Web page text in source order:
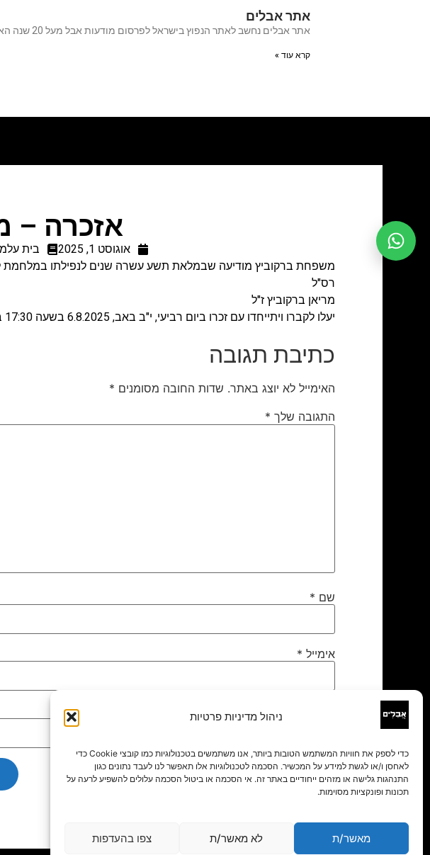
ניהול מדיניות פרטיות
כדי לספק את חוויות המשתמש הטובות ביותר, אנו משתמשים בטכנולוגיות כמו קובצי Cookie כדי
לאחסן ו/או לגשת למידע על המכשיר. הסכמה לטכנולוגיות אלו תאפשר לנו לעבד נתונים כגון
התנהגות גלישה או מזהים ייחודיים באתר זה. אי הסכמה או ביטול הסכמה עלולים להשפיע לרעה על
תכונות ופונקציות מסוימות.
מאשר/ת לא מאשר/ת צפו בהעדפות
אתר אבלים
אתר אבלים נחשב לאתר הנפוץ בישראל לפרסום מודעות אבל מעל 20 שנה האתר עבר לאחרונה שדרוג מערכות על מנת שכל
קרא עוד »
אזכרה –
אוגוסט 1, 2025 בית
משפחת ברקוביץ מודיעה שבמלאת תשע עשרה שנים לנפילתו במלחמת
רס"ל
מריאן ברקוביץ ז"ל
יעלו לקברו ויתייחדו עם זכרו ביום רביעי, י"ב באב, 6.8.2025 בשעה 17:30 בבית העלמין הצבאי באשדוד.
כתיבת תגובה
האימייל לא יוצג באתר. שדות החובה מסומנים *
התגובה שלך *
שם *
אימייל *